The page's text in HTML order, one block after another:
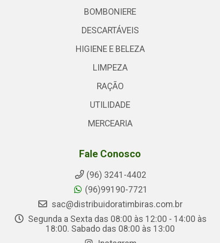
BOMBONIERE
DESCARTÁVEIS
HIGIENE E BELEZA
LIMPEZA
RAÇÃO
UTILIDADE
MERCEARIA
Fale Conosco
(96) 3241-4402
(96)99190-7721
sac@distribuidoratimbiras.com.br
Segunda a Sexta das 08:00 às 12:00 - 14:00 às
18:00. Sabado das 08:00 às 13:00